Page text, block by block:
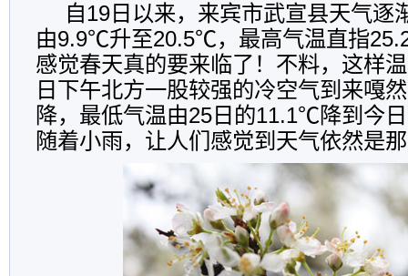
自19日以来，来宾市武宣县天气逐
由9.9℃升至20.5℃，最高气温直指
感觉春天真的要来临了！不料，这样
日下午北方一股较强的冷空气到来嘎
降，最低气温由25日的11.1℃降到今
随着小雨，让人们感觉到天气依然是